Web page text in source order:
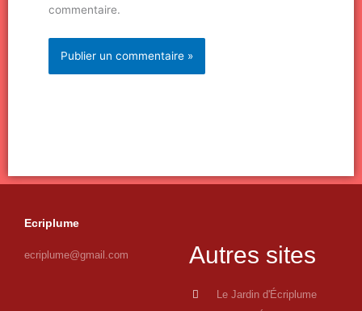
commentaire.
Ecriplume
ecriplume@gmail.com Autres sites
Le Jardin d'Écriplume